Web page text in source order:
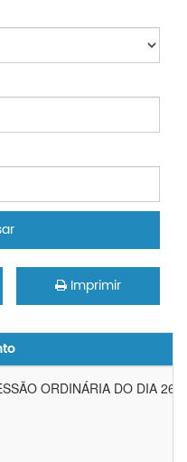
Imprimir
ORDINÁRIA DO DIA 26/